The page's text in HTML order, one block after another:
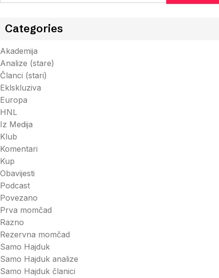
Categories
Akademija
Analize (stare)
Članci (stari)
Eklskluziva
Europa
HNL
Iz Medija
Klub
Komentari
Kup
Obavijesti
Podcast
Povezano
Prva momčad
Razno
Rezervna momčad
Samo Hajduk
Samo Hajduk analize
Samo Hajduk članici